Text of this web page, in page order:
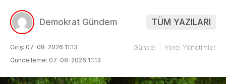
Demokrat Gündem TÜM YAZILARI
Giriş: 07-08-2026 11:13
Güncelleme: 07-08-2026 11:13
Güncel Yerel Yönetimler